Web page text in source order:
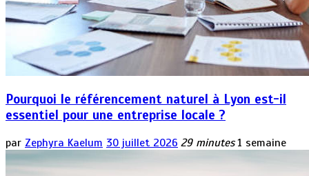
Pourquoi le référencement naturel à Lyon est-il
essentiel pour une entreprise locale ?
par Zephyra Kaelum 30 juillet 2026 29 minutes 1 semaine